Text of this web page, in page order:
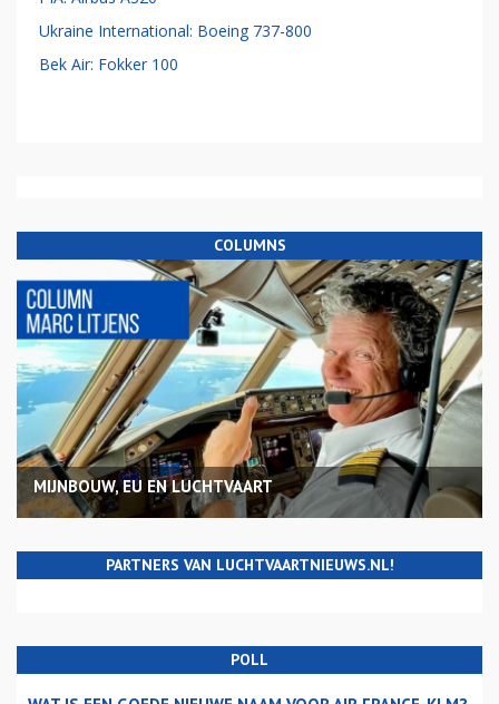
Ukraine International: Boeing 737-800
Bek Air: Fokker 100
COLUMNS
MIJNBOUW, EU EN LUCHTVAART
PARTNERS VAN LUCHTVAARTNIEUWS.NL!
POLL